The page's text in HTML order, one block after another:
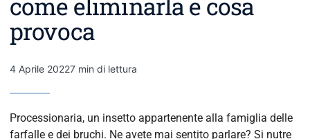
provoca
4 Aprile 20227 min di lettura
Processionaria, un insetto appartenente alla famiglia delle
farfalle e dei bruchi. Ne avete mai sentito parlare? Si nutre